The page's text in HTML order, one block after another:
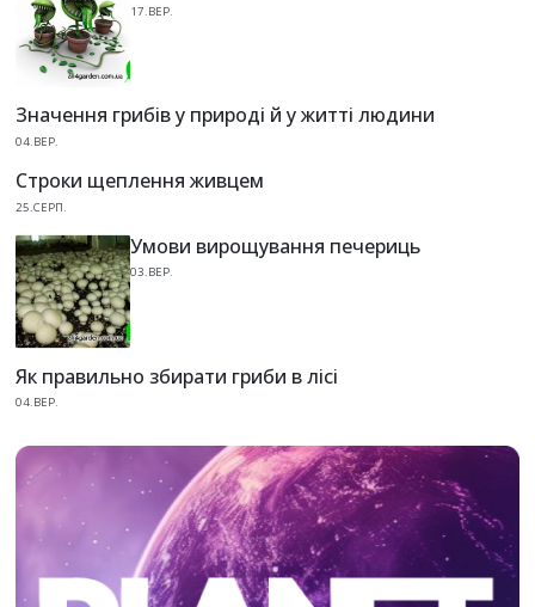
17.ВЕР.
Значення грибів у природі й у житті людини
04.ВЕР.
Строки щеплення живцем
25.СЕРП.
Умови вирощування печериць
03.ВЕР.
Як правильно збирати гриби в лісі
04.ВЕР.